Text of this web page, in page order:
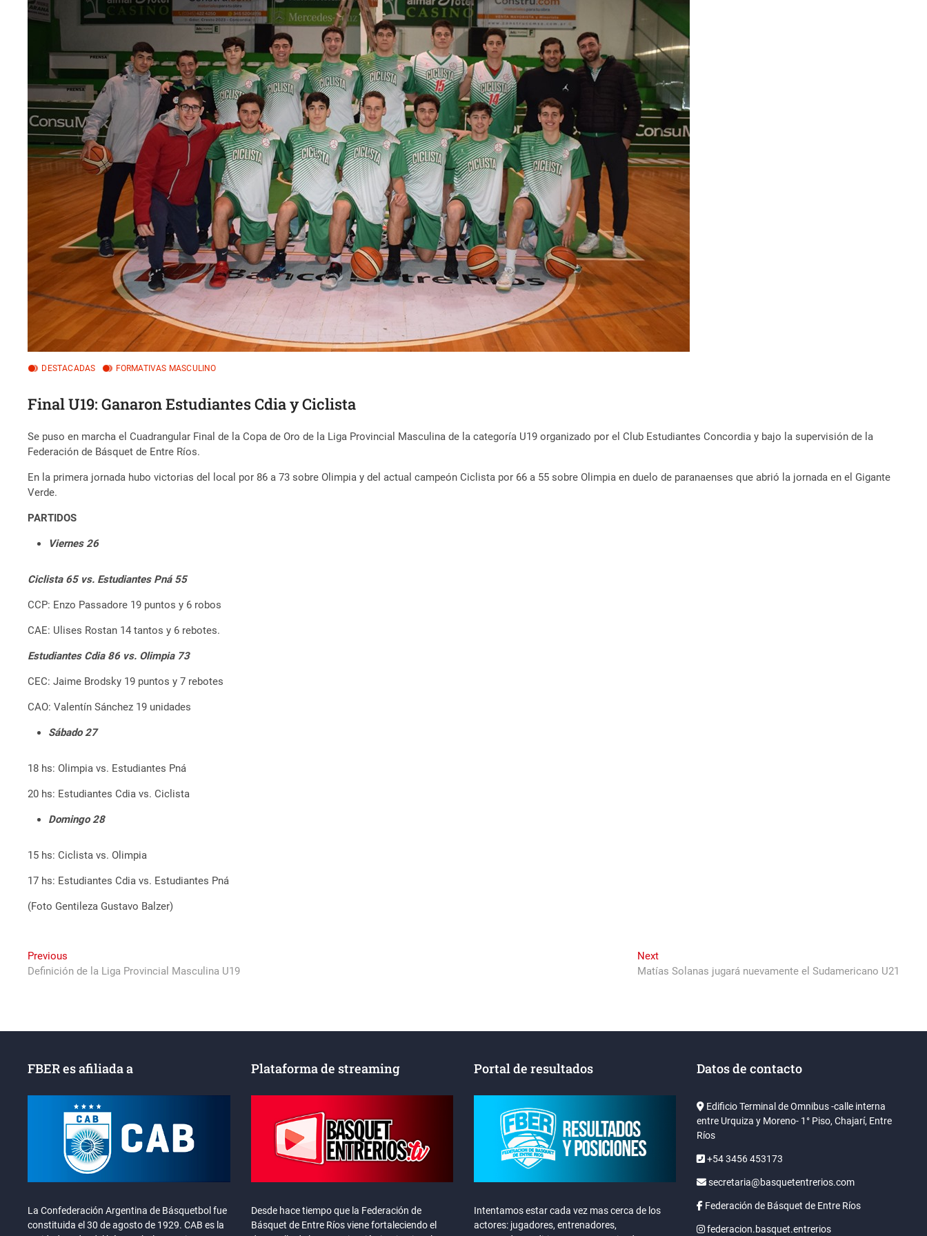
DESTACADAS FORMATIVAS MASCULINO
Final U19: Ganaron Estudiantes Cdia y Ciclista
Se puso en marcha el Cuadrangular Final de la Copa de Oro de la Liga Provincial Masculina de la categoría U19 organizado por el Club Estudiantes Concordia y bajo la supervisión de la
Federación de Básquet de Entre Ríos.
En la primera jornada hubo victorias del local por 86 a 73 sobre Olimpia y del actual campeón Ciclista por 66 a 55 sobre Olimpia en duelo de paranaenses que abrió la jornada en el Gigante
Verde.
PARTIDOS
Viernes 26
Ciclista 65 vs. Estudiantes Pná 55
CCP: Enzo Passadore 19 puntos y 6 robos
CAE: Ulises Rostan 14 tantos y 6 rebotes.
Estudiantes Cdia 86 vs. Olimpia 73
CEC: Jaime Brodsky 19 puntos y 7 rebotes
CAO: Valentín Sánchez 19 unidades
Sábado 27
18 hs: Olimpia vs. Estudiantes Pná
20 hs: Estudiantes Cdia vs. Ciclista
Domingo 28
15 hs: Ciclista vs. Olimpia
17 hs: Estudiantes Cdia vs. Estudiantes Pná
(Foto Gentileza Gustavo Balzer)
Navegación
de
Previous
post:
Definición de la Liga Provincial Masculina U19
NextNext
post:
Matías Solanas jugará nuevamente el Sudamericano U21
FBER es afiliada a
La Confederación Argentina de Básquetbol fue
constituida el 30 de agosto de 1929. CAB es la
Plataforma de streaming
Desde hace tiempo que la Federación de
Básquet de Entre Ríos viene fortaleciendo el
Portal de resultados
Intentamos estar cada vez mas cerca de los
actores: jugadores, entrenadores,
Datos de contacto
Edificio Terminal de Omnibus -calle interna
entre Urquiza y Moreno- 1° Piso, Chajarí, Entre
Ríos
+54 3456 453173
secretaria@basquetentrerios.com
Federación de Básquet de Entre Ríos
federacion.basquet.entrerios